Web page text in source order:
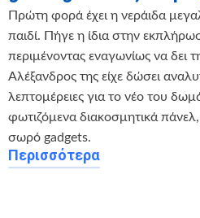
Πρώτη φορά έχει η νεράιδα
παιδί. Πήγε η ίδια στην
περιμένοντας εναγωνίως να δει
Αλέξανδρος της είχε δώσει
λεπτομέρειες για το νέο του
φωτιζόμενα διακοσμητικά
σωρό gadgets.
Περισσότερα